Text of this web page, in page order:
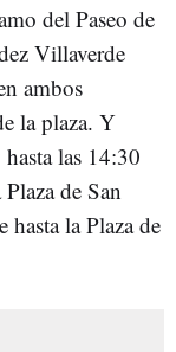
del Paseo de
Villaverde
ambos
la plaza. Y
las 14:30
de San
hasta la Plaza de